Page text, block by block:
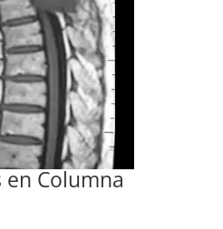
en Columna